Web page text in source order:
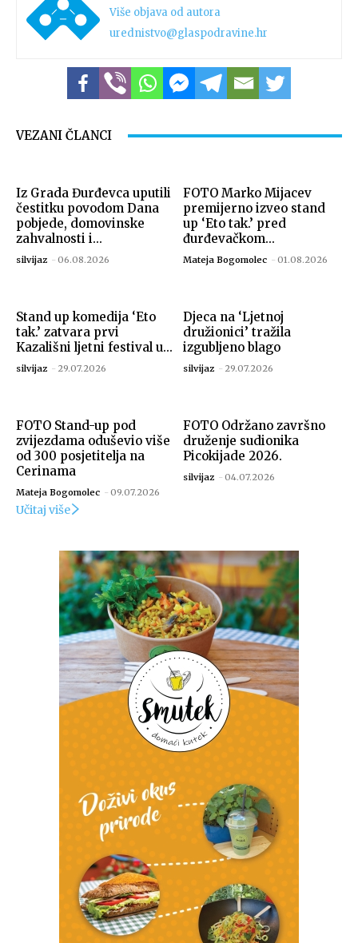
Više objava od autora
urednistvo@glaspodravine.hr
VEZANI ČLANCI
Iz Grada Đurđevca uputili
čestitku povodom Dana
pobjede, domovinske
zahvalnosti i...
silvijaz - 06.08.2026
FOTO Marko Mijacev
premijerno izveo stand
up ‘Eto tak.’ pred
đurđevačkom...
Mateja Bogomolec - 01.08.2026
Stand up komedija ‘Eto
tak.’ zatvara prvi
Kazališni ljetni festival u...
silvijaz - 29.07.2026
Djeca na ‘Ljetnoj
družionici’ tražila
izgubljeno blago
silvijaz - 29.07.2026
FOTO Stand-up pod
zvijezdama oduševio više
od 300 posjetitelja na
Cerinama
Mateja Bogomolec - 09.07.2026
FOTO Održano završno
druženje sudionika
Picokijade 2026.
silvijaz - 04.07.2026
Učitaj više